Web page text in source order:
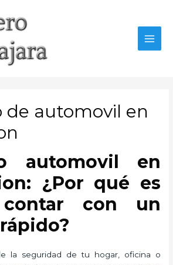
de automovil en
automovil en
¿Por qué es
con un
la seguridad de tu hogar, oficina o